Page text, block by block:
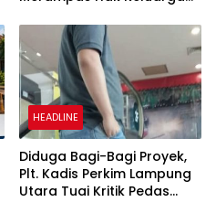
Sutarman
HEADLINE
Diduga Bagi-Bagi Proyek,
Plt. Kadis Perkim Lampung
Utara Tuai Kritik Pedas